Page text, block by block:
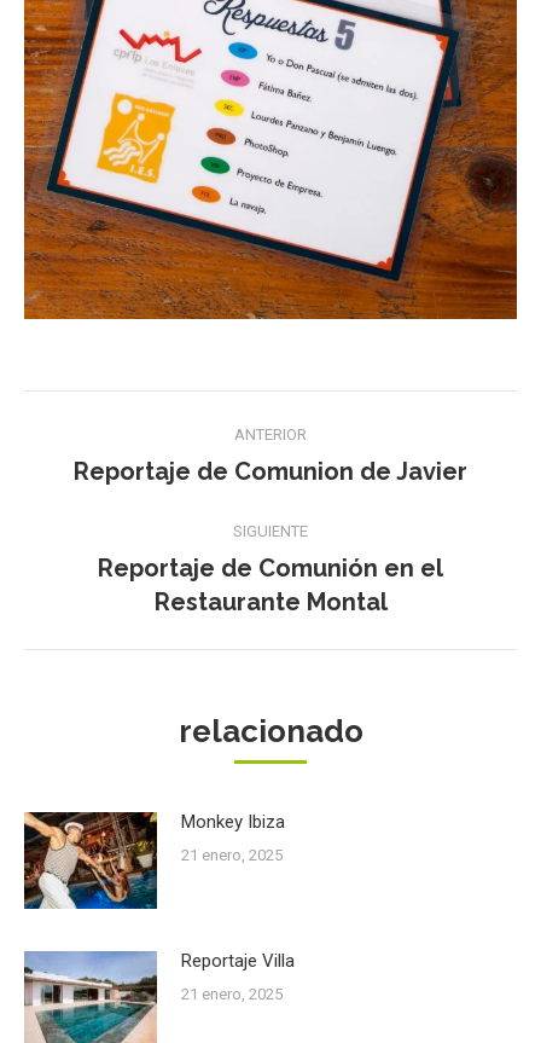
Navegación
entre
publicaciones
ANTERIOR
Publicación
Reportaje de Comunion de Javier
SIGUIENTE
siguiente:
Reportaje de Comunión en el
Restaurante Montal
relacionado
Monkey Ibiza
21 enero, 2025
Reportaje Villa
21 enero, 2025